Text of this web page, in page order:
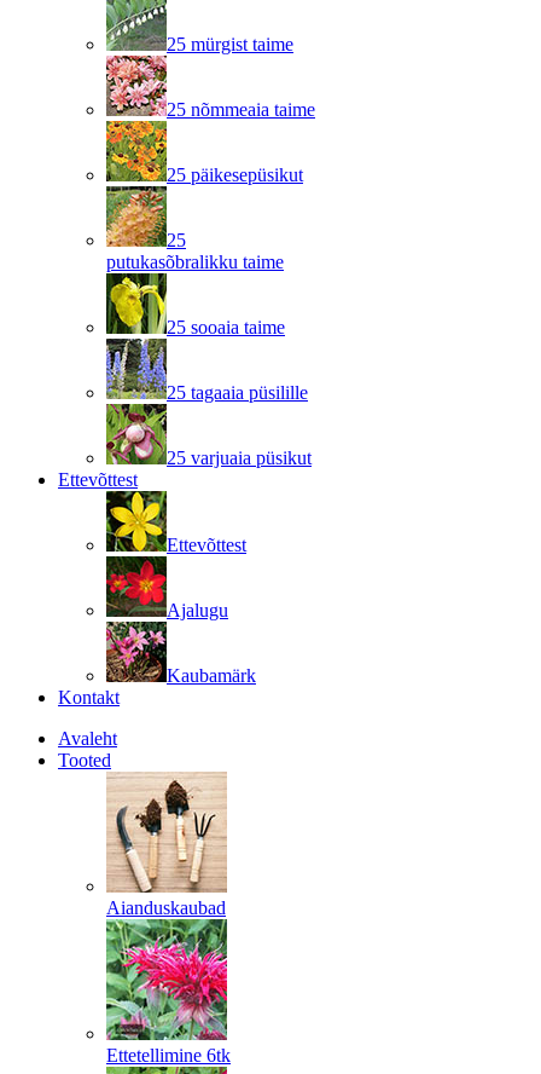
25 mürgist taime
25 nõmmeaia taime
25 päikesepüsikut
25
putukasõbralikku taime
25 sooaia taime
25 tagaaia püsilille
25 varjuaia püsikut
Ettevõttest
Ettevõttest
Ajalugu
Kaubamärk
Kontakt
Avaleht
Tooted
Aianduskaubad
Ettetellimine 6tk